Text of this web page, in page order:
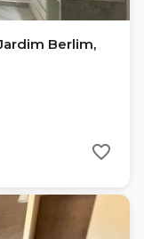
Berlim,